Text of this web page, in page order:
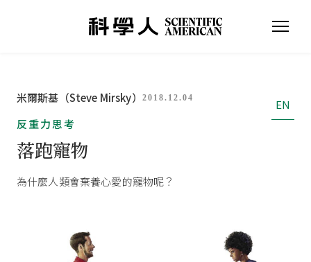
米爾斯基（Steve Mirsky） 2018.12.04
EN
反重力思考
落跑寵物
為什麼人類會棄養心愛的寵物呢？